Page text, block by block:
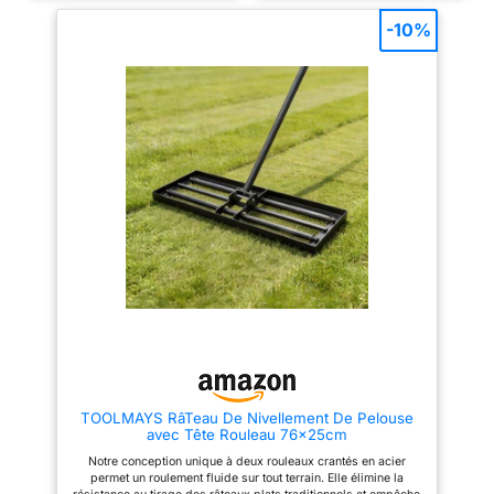
exister au niveau des écrous.
Veuillez utiliser un frein-filet :
appliquez-le sur les f
Conception à double fonction :
cet outil combine deux fonctions
en une : ses bords dentelés et
tranchants coupent
efficacement les racines et le
gazon, tandis que sa face plate
nivelle et lisse le sol. Cette
conception permet un travail
continu sans avoir à changer
d’outil. Dimensions pratiques :
la houe-râteau mesure 122 cm
de long (manche), avec une tête
équilibrée. Poignée en fibre de
poignée se compose de deux
sections emboîtables qui
rangement ; cette conception
facilite également le
à dents pointues et inclinées qui
minimise efficacement les
pertes lors de la manipulation
du foin ou d'autres matériaux en
vrac Montage facile et fixation
sécurisée : La fourche à foin
avec connexion renforcée
assure un fonctionnement sûr et
fiable, sans desserrage ni
oscillation pendant l'utilisation.
Facile à monter et à démonter,
l'outil est pratique à ranger
Facile à manipuler : Avec une
longueur totale de 155 cm, cette
fourche de jardin est facile à
manier, même pour les
personnes âgées et les
femmes. Que vous vous
pour manipuler de gros tas de
râteau à fumier convient
également au déplacement de
fumier, de foin, etc. Cependant,
elle ne convient pas au
TOOLMAYS RâTeau De Nivellement De Pelouse
avec Tête Rouleau 76x25cm
Notre conception unique à deux rouleaux crantés en acier
permet un roulement fluide sur tout terrain. Elle élimine la
-10%